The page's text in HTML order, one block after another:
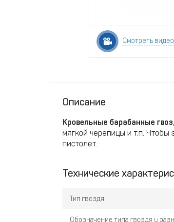
Смотреть
Описание
Кровельные барабанные
мягкой черепицы и т.п.
пистолет.
Технические
Тип гвоздя
Обозначение типа гвоздя у